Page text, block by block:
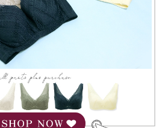
）。
審査を通過すれば、最高額がNT$10,000にな
場合、その金額に基づいて年利20%の遅延滞
の利用者は、事前に法定代理人または後見人
用いただけます。
て疑問がある、または関連する法律の権利を
ロテクションズcs_tw@netprotections.co.jp
した個人情報を、必要な購入注文書とあわせ
またはAFTEEにあなたの個人情報の収集、処
ご同意いただけない場合は、当サービスを選
以上で送料無料
送料を確認